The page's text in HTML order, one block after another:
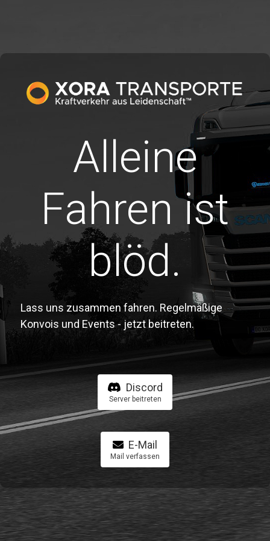
Alleine
Fahren ist
blöd.
Lass uns zusammen fahren. Regelmäßige
Konvois und Events - jetzt beitreten.
Discord
Server beitreten
E-Mail
Mail verfassen